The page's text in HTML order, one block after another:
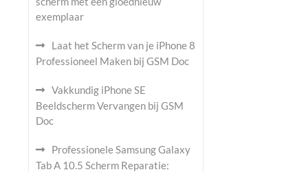
exemplaar
Laat het Scherm van je iPhone 8
Professioneel Maken bij GSM Doc
Vakkundig iPhone SE
Beeldscherm Vervangen bij GSM
Doc
Professionele Samsung Galaxy
Tab A 10.5 Scherm Reparatie: